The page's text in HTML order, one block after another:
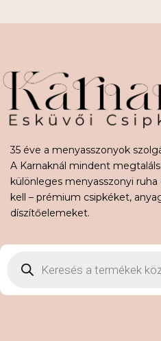
35 éve a menyasszonyok
A Karnaknál mindent
különleges menyasszonyi
kell – prémium csipkéket,
díszítőelemeket.